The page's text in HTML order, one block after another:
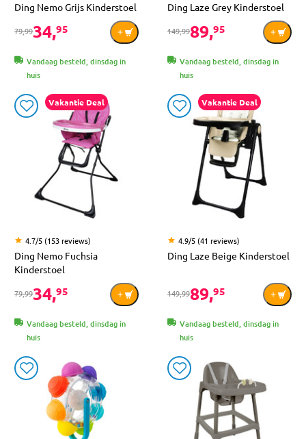
Ding Nemo Grijs Kinderstoel
79,9934,95
Vandaag besteld, dinsdag in
huis
Ding Laze Grey Kinderstoel
149,9989,95
Vandaag besteld, dinsdag in
huis
Vakantie Deal
4.7/5 (153 reviews)
Ding Nemo Fuchsia
Kinderstoel
79,9934,95
Vandaag besteld, dinsdag in
huis
Vakantie Deal
4.9/5 (41 reviews)
Ding Laze Beige Kinderstoel
149,9989,95
Vandaag besteld, dinsdag in
huis